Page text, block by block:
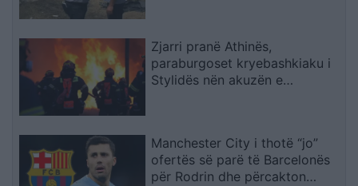
Zjarri pranë Athinës,
paraburgoset kryebashkiaku i
Stylidës nën akuzën e
Manchester City i thotë “jo”
ofertës së parë të Barcelonës
për Rodrin dhe përcakton